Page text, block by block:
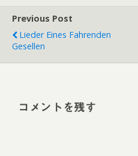
Previous Post
Lieder Eines Fahrenden
Gesellen
コメントを残す